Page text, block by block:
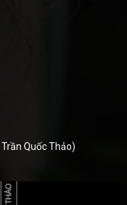
Quốc Thảo)